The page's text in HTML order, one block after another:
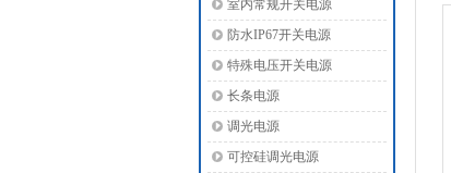
室内常规开关电源
防水IP67开关电源
特殊电压开关电源
长条电源
调光电源
可控硅调光电源